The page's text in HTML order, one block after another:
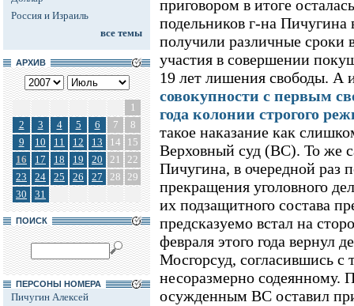
Россия и Израиль
все темы
АРХИВ
1
2
3 4 5 6 7
8
9
10 11 12 13 14
15
16
17 18 19 20 21
22
23
24 25 26 27 28 29
30
31
ПОИСК
ПЕРСОНЫ НОМЕРА
Пичугин Алексей
приговором в итоге
подельников г-на Пичугина
получили различные сроки
участия в совершении
19 лет лишения свободы. А
совокупности с первым
года колонии строгого
такое наказание как
Верховный суд (ВС). То же
Пичугина, в очередной раз
прекращения уголовного
их подзащитного состава
предсказуемо встал на
февраля этого года вернул
Мосгорсуд, согласившись с
несоразмерно содеянному.
осужденным ВС оставил